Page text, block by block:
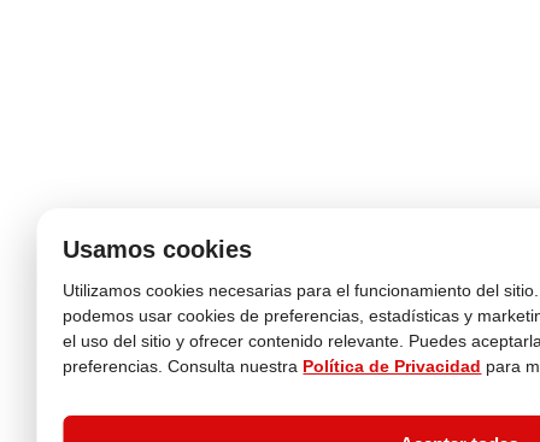
Usamos cookies
Utilizamos cookies necesarias para el funcionamiento del
podemos usar cookies de preferencias, estadísticas y
el uso del sitio y ofrecer contenido relevante. Puedes
preferencias. Consulta nuestra Política de Privacidad para